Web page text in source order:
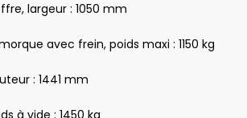
largeur : 1050 mm
avec frein, poids maxi : 1150 kg
: 1441 mm
à vide : 1450 kg